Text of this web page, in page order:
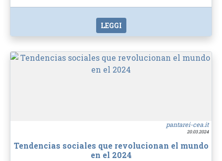
LEGGI
pantarei-cea.it
20.03.2024
Tendencias sociales que revolucionan el mundo
en el 2024